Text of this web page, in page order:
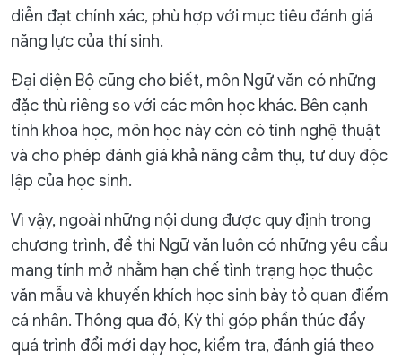
diễn đạt chính xác, phù hợp với mục tiêu đánh giá
năng lực của thí sinh.
Đại diện Bộ cũng cho biết, môn Ngữ văn có những
đặc thù riêng so với các môn học khác. Bên cạnh
tính khoa học, môn học này còn có tính nghệ thuật
và cho phép đánh giá khả năng cảm thụ, tư duy độc
lập của học sinh.
Vì vậy, ngoài những nội dung được quy định trong
chương trình, đề thi Ngữ văn luôn có những yêu cầu
mang tính mở nhằm hạn chế tình trạng học thuộc
văn mẫu và khuyến khích học sinh bày tỏ quan điểm
cá nhân. Thông qua đó, Kỳ thi góp phần thúc đẩy
quá trình đổi mới dạy học, kiểm tra, đánh giá theo